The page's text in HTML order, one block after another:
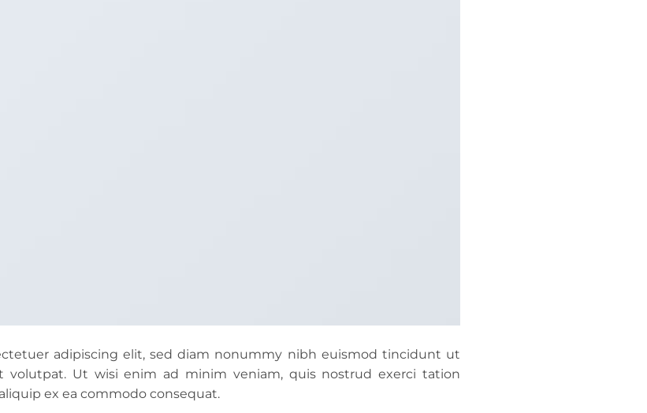
adipiscing elit, sed diam nonummy nibh euismod tincidunt ut
volutpat. Ut wisi enim ad minim veniam, quis nostrud exerci tation
ex ea commodo consequat.